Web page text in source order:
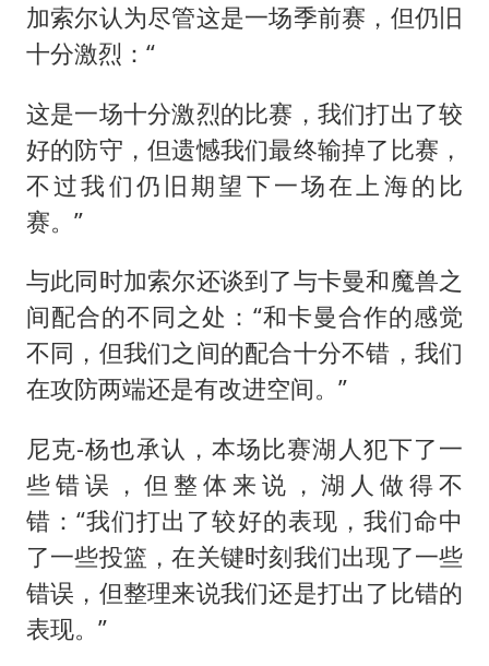
杭州全市有序停课
乐享全民健身 共筑健康中国
加索尔认为尽管这是一场季前赛，但仍旧
十分激烈：“
这是一场十分激烈的比赛，我们打出了较
好的防守，但遗憾我们最终输掉了比赛，
不过我们仍旧期望下一场在上海的比
赛。”
与此同时加索尔还谈到了与卡曼和魔兽之
间配合的不同之处：“和卡曼合作的感觉
不同，但我们之间的配合十分不错，我们
在攻防两端还是有改进空间。”
尼克-杨也承认，本场比赛湖人犯下了一
些错误，但整体来说，湖人做得不
错：“我们打出了较好的表现，我们命中
了一些投篮，在关键时刻我们出现了一些
错误，但整理来说我们还是打出了比错的
表现。”